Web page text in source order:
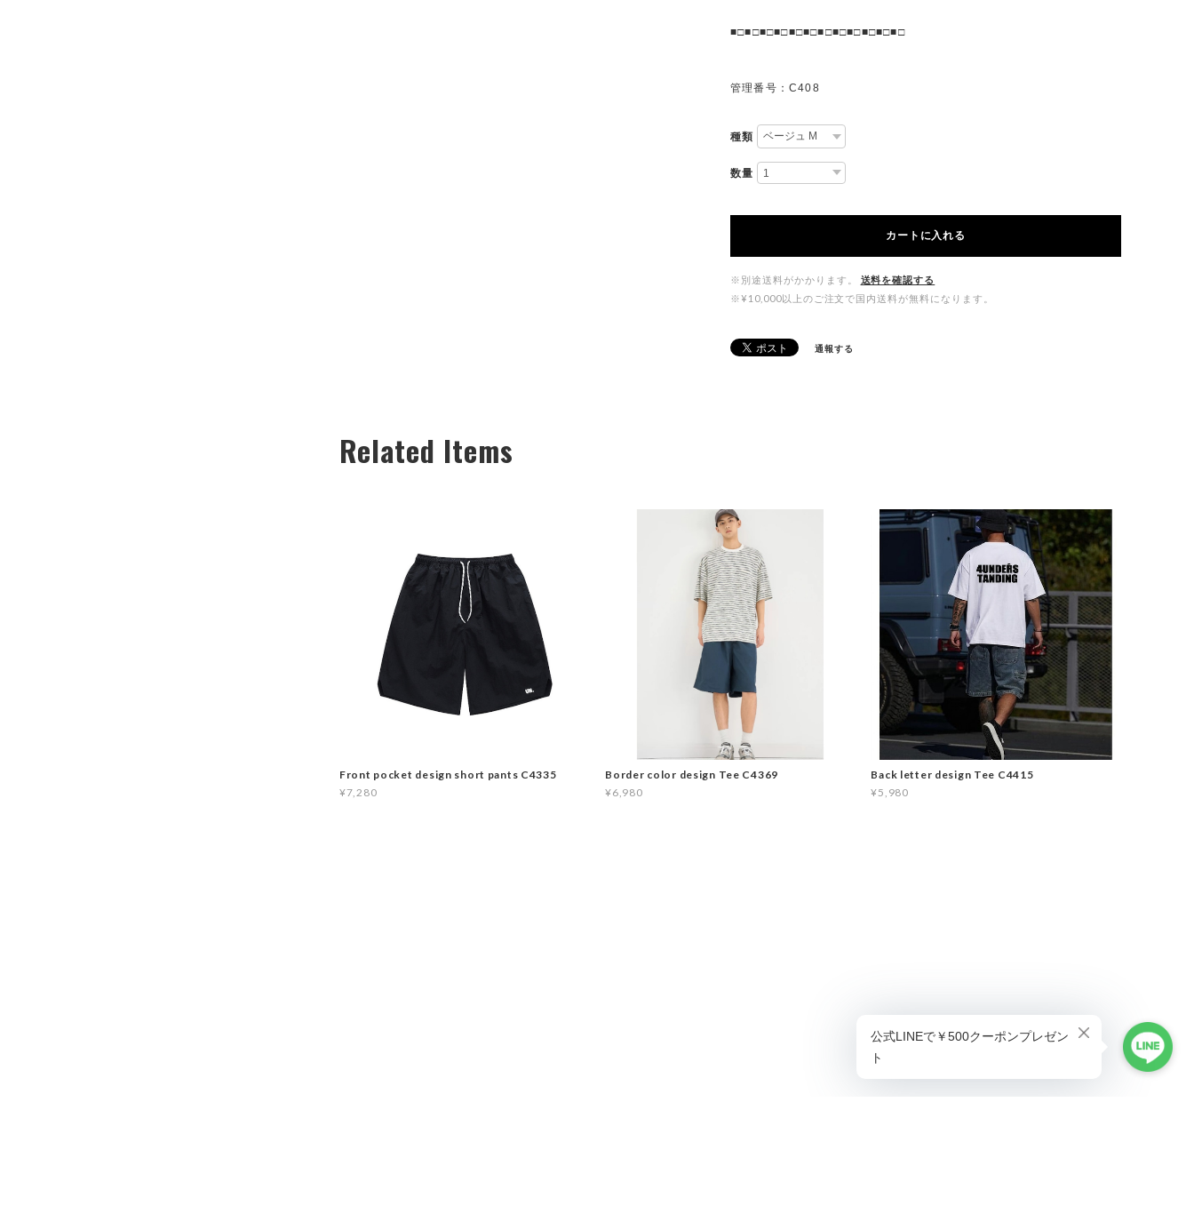
■□■□■□■□■□■□■□■□■□■□■□■□
管理番号：C408
種類
数量
カートに入れる
※別途送料がかかります。
送料を確認する
※¥10,000以上のご注文で国内送料が無料になります。
通報する
Related Items
Front pocket design short pants C4335
¥7,280
Border color design Tee C4369
¥6,980
Back letter design Tee C4415
¥5,980